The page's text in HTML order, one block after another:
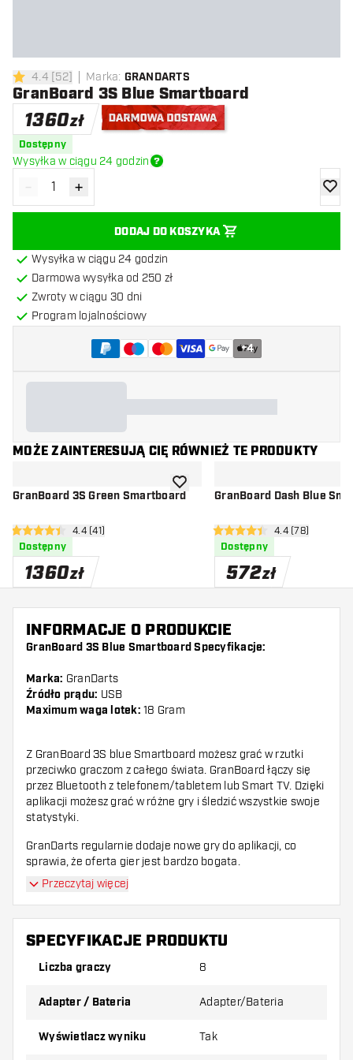
4.4 gwiazdki oceny
4.4 [52] Marka: GRANDARTS
GranBoard 3S Blue Smartboard
1360zł
Dostępny
Wysyłka w ciągu 24 godzin
Zmniejsz ilość
- Zwiększ ilość
+
DODAJ DO KOSZYKA
Wysyłka w ciągu 24 godzin
Darmowa wysyłka od 250 zł
Zwroty w ciągu 30 dni
Program lojalnościowy
+4
MOŻE ZAINTERESUJĄ CIĘ RÓWNIEŻ TE PRODUKTY
GranBoard 3S Green Smartboard
otwórz panel recenzji
4.4 gwiazdki oceny
4.4 (41)
Dostępny
1360zł
dodaj do listy życzeń
GranBoard Dash Blue
otwórz panel
4.4 gwiazdki oceny
4.4 (78)
Dostępny
572zł
INFORMACJE O PRODUKCIE
GranBoard 3S Blue Smartboard Specyfikacje:
Marka: GranDarts
Źródło prądu: USB
Maximum waga lotek: 18 Gram
Z GranBoard 3S blue Smartboard możesz grać w rzutki
przeciwko graczom z całego świata. GranBoard łączy się
przez Bluetooth z telefonem/tabletem lub Smart TV. Dzięki
aplikacji możesz grać w różne gry i śledzić wszystkie swoje
statystyki.
GranDarts regularnie dodaje nowe gry do aplikacji, co
sprawia, że oferta gier jest bardzo bogata.
GranBoard 3S Smartboard można również używać offline,
grając w różne gry przeciwko komputerowi.
Kompatybilność
Bluetooth 4.0, aby połączyć się z GRAN BOARD.
Przeczytaj więcej
SPECYFIKACJE PRODUKTU
Liczba graczy 8
Adapter / Bateria Adapter/Bateria
Wyświetlacz wyniku Tak